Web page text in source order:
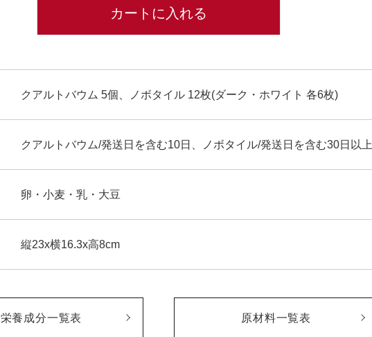
カートに入れる
クアルトバウム 5個、ノボタイル 12枚(ダーク・ホワイト 各6枚)
クアルトバウム/発送日を含む10日、ノボタイル/発送日を含む30日以上
卵・小麦・乳・大豆
縦23x横16.3x高8cm
栄養成分一覧表 原材料一覧表